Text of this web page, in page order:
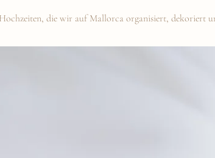
die wir auf Mallorca organisiert,